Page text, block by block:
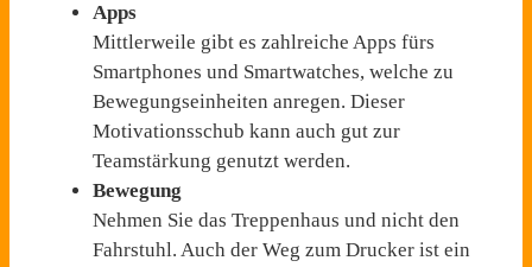
Apps
Mittlerweile gibt es zahlreiche Apps fürs
Smartphones und Smartwatches, welche zu
Bewegungseinheiten anregen. Dieser
Motivationsschub kann auch gut zur
Teamstärkung genutzt werden.
Bewegung
Nehmen Sie das Treppenhaus und nicht den
Fahrstuhl. Auch der Weg zum Drucker ist ein